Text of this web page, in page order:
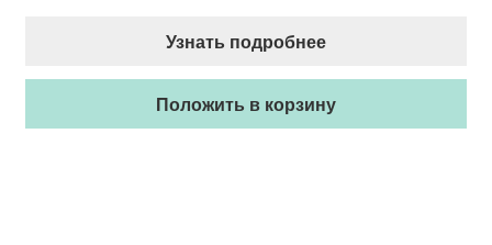
Узнать подробнее
Положить в корзину